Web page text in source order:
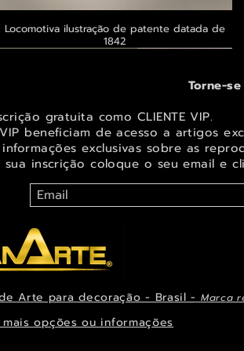
Visualização rápida
Locomotiva ilustração de patente datada de
1842
Visualização rápida
Orquídeas Masdevallia shuttleworthii e
Visualização rápida
Ternurenta imagem de Fada Bebê para
Visualização rápida
Alegre imagem de Fada e elfo para decorar
Torne-se
gratuita como CLIENTE VIP.
beneficiam de acesso a artigos
exclusivas sobre as
sua inscrição coloque o seu email e
Arte para decoração - Brasil - Marca
opções ou informações